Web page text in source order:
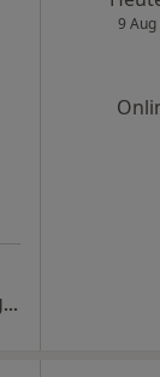
Orthopädische Gem.Praxis Dres. Wolfgang Thoma Jens Herresthal Stephan Müller
9 Aug